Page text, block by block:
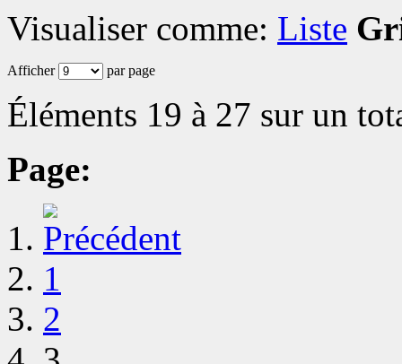
Visualiser comme: Liste
Afficher par page
Éléments 19 à 27 sur un
Page:
1
2